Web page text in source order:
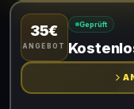
Gültig für
35€
ANGEBOT
Geprüft